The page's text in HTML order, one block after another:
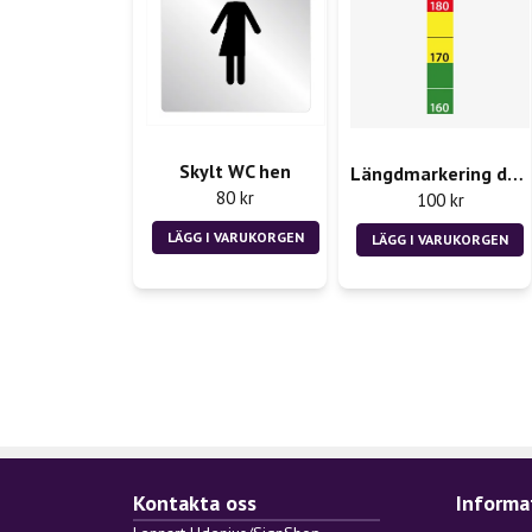
Skylt WC hen
80 kr
LÄGG I VARUKORGEN
Längdmarkering dekal - Rån 2st 50x300mm
100 kr
LÄGG I VARUKORGEN
Kontakta oss